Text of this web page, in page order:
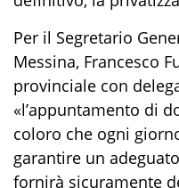
Per il Segretario
Messina, Francesco
provinciale con
«l’appuntamento di
coloro che ogni
garantire un
fornirà sicuramente